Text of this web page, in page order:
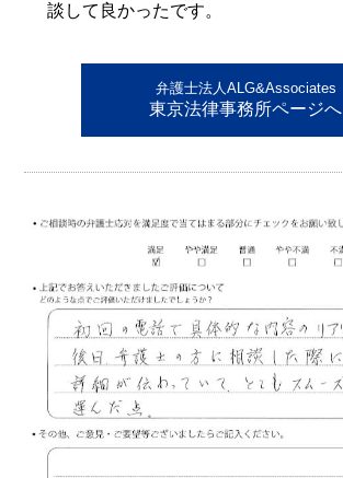
談して良かったです。
弁護士法人ALG&Associates
東京法律事務所ページへ